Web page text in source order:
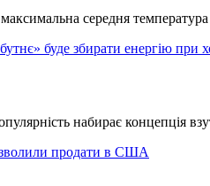
середня
буде збирати енергію при
набирає концепція
продати в США